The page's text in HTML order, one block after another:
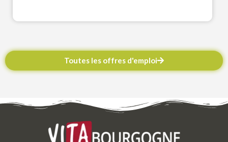
Toutes les offres d'emploi